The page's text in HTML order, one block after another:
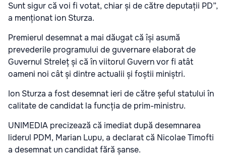
Sunt sigur că voi fi votat, chiar și de către deputații PD”,
a menționat ion Sturza.
Premierul desemnat a mai dăugat că își asumă
prevederile programului de guvernare elaborat de
Guvernul Streleț și că în viitorul Guvern vor fi atât
oameni noi cât și dintre actualii și foștii miniștri.
Ion Sturza a fost desemnat ieri de către șeful statului în
calitate de candidat la funcția de prim-ministru.
UNIMEDIA precizează că imediat după desemnarea
liderul PDM, Marian Lupu, a declarat că Nicolae Timofti
a desemnat un candidat fără șanse.